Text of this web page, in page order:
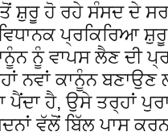
ਸ਼ੁਰੂ ਹੋ ਰਹੇ ਸੰਸਦ ਦੇ
ਪ੍ਰਕਿਰਿਆ
ਨੂੰ ਵਾਪਸ ਲੈਣ ਦੀ
ਨਵਾਂ ਕਾਨੂੰਨ
ਪੈਂਦਾ ਹੈ, ਉਸੇ ਤਰ੍ਹਾਂ
ਵੱਲੋਂ ਬਿੱਲ ਪਾਸ